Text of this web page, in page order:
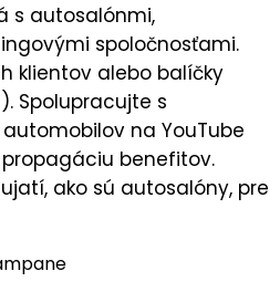
s autosalónmi,
spoločnosťami.
klientov alebo balíčky
Spolupracujte s
na YouTube
benefitov.
ako sú autosalóny, pre